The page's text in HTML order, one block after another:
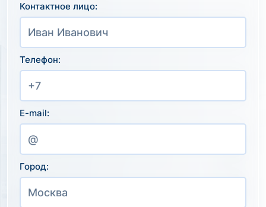
Контактное лицо:
Телефон:
E-mail:
Город: